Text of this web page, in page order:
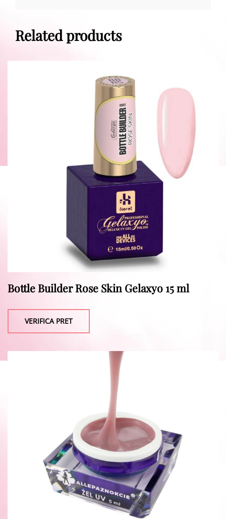
Related products
Bottle Builder Rose Skin Gelaxyo 15 ml
VERIFICA PRET